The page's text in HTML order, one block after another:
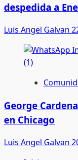
despedida a
Luis Angel Galvan
George
en Chicago
Luis Angel Galvan